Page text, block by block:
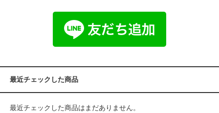
最近チェックした商品
最近チェックした商品はまだありません。